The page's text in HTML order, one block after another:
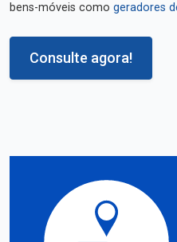
bens-móveis como geradores
Consulte agora!